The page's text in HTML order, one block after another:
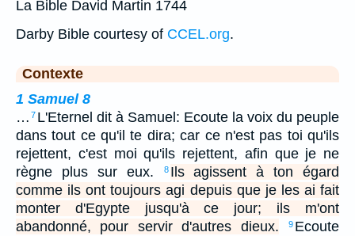
La Bible David Martin 1744
Darby Bible courtesy of CCEL.org.
Contexte
1 Samuel 8
… 7 L'Eternel dit à Samuel: Ecoute la voix du peuple
dans tout ce qu'il te dira; car ce n'est pas toi qu'ils
rejettent, c'est moi qu'ils rejettent, afin que je ne
règne plus sur eux.
8 Ils agissent à ton égard
comme ils ont toujours agi depuis que je les ai fait
monter d'Egypte jusqu'à ce jour; ils m'ont
abandonné, pour servir d'autres dieux.
9 Ecoute